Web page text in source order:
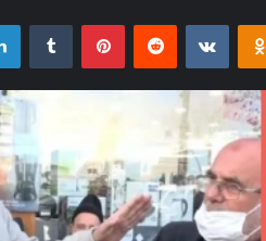
LinkedInTumblr PinterestReddit